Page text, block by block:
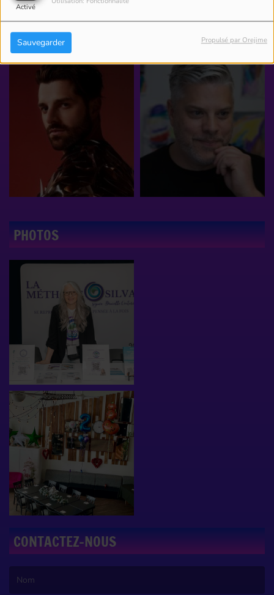
Activé
Sauvegarder Propulsé par Orejime
PHOTOS
CONTACTEZ-NOUS